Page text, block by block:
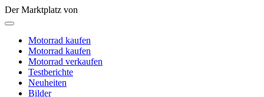
Der Marktplatz von
Motorrad kaufen
Motorrad kaufen
Motorrad verkaufen
Testberichte
Neuheiten
Bilder